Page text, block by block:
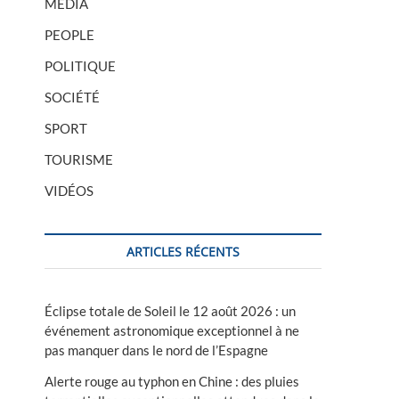
PEOPLE
POLITIQUE
SOCIÉTÉ
SPORT
TOURISME
VIDÉOS
ARTICLES RÉCENTS
Éclipse totale de Soleil le 12 août 2026 : un
événement astronomique exceptionnel à ne
pas manquer dans le nord de l’Espagne
Alerte rouge au typhon en Chine : des pluies